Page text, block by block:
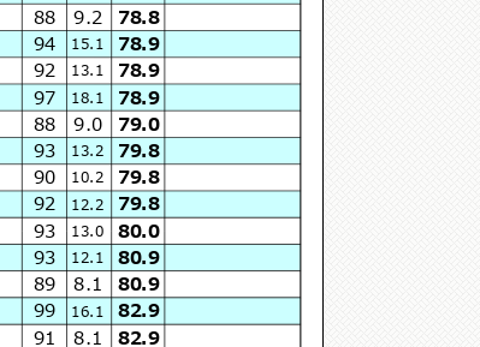
88 9.2
78.8
94 15.1
78.9
92 13.1
78.9
97 18.1
78.9
88 9.0
79.0
93 13.2
79.8
90 10.2
79.8
92 12.2
79.8
93 13.0
80.0
93 12.1
80.9
89 8.1
80.9
99 16.1
82.9
91 8.1
82.9